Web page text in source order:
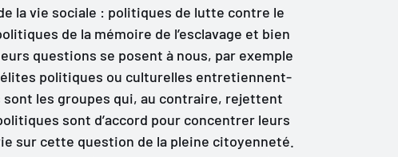
la vie sociale : politiques de lutte contre le
de la mémoire de l’esclavage et bien
questions se posent à nous, par exemple
politiques ou culturelles entretiennent-
sont les groupes qui, au contraire, rejettent
sont d’accord pour concentrer leurs
sur cette question de la pleine citoyenneté.